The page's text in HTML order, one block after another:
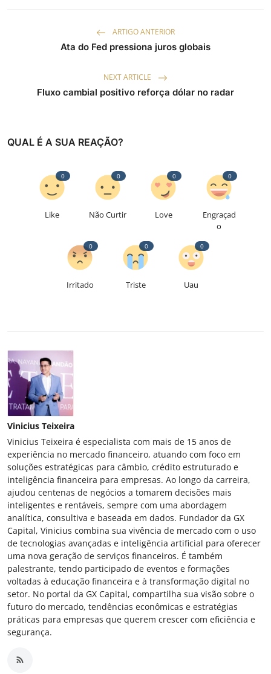
ARTIGO ANTERIOR
Ata do Fed pressiona juros globais
NEXT ARTICLE
Fluxo cambial positivo reforça dólar no radar
QUAL É A SUA REAÇÃO?
Like
0
Não Curtir
0
Love
0
Engraçad
o
0
Irritado
0
Triste
0
Uau
0
Vinicius Teixeira
Vinicius Teixeira é especialista com mais de 15 anos de
experiência no mercado financeiro, atuando com foco em
soluções estratégicas para câmbio, crédito estruturado e
inteligência financeira para empresas. Ao longo da carreira,
ajudou centenas de negócios a tomarem decisões mais
inteligentes e rentáveis, sempre com uma abordagem
analítica, consultiva e baseada em dados. Fundador da GX
Capital, Vinicius combina sua vivência de mercado com o uso
de tecnologias avançadas e inteligência artificial para oferecer
uma nova geração de serviços financeiros. É também
palestrante, tendo participado de eventos e formações
voltadas à educação financeira e à transformação digital no
setor. No portal da GX Capital, compartilha sua visão sobre o
futuro do mercado, tendências econômicas e estratégias
práticas para empresas que querem crescer com eficiência e
segurança.